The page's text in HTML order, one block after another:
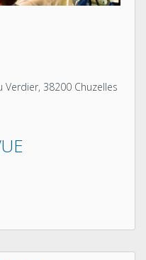
38200 Chuzelles